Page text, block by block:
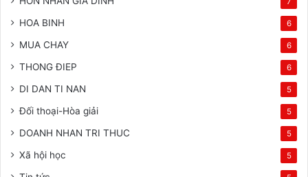
HOA BINH 6
MUA CHAY 6
THONG ĐIEP 6
DI DAN TI NAN 5
Đối thoại-Hòa giải 5
DOANH NHAN TRI THUC 5
Xã hội học 5